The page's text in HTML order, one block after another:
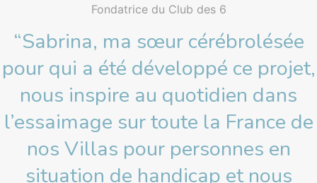
Fondatrice du Club des 6
“Sabrina, ma sœur cérébrolésée
pour qui a été développé ce projet,
nous inspire au quotidien dans
l’essaimage sur toute la France de
nos Villas pour personnes en
situation de handicap et nous